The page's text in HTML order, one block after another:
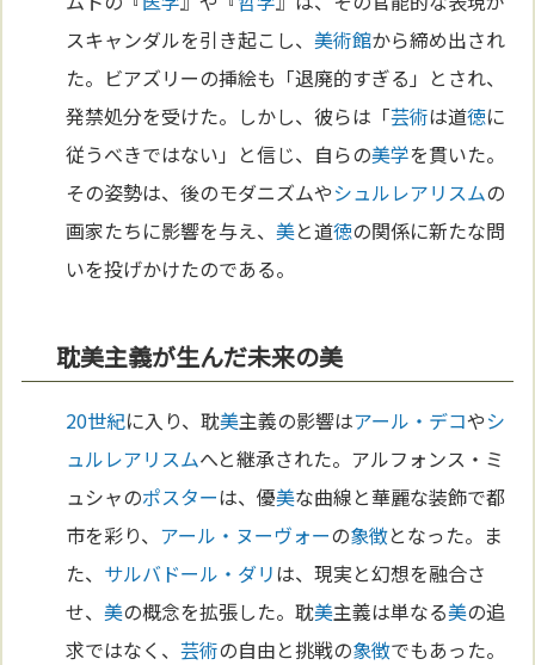
スキャンダルを引き起こし、美術館から締め出され
た。ビアズリーの挿絵も「退廃的すぎる」とされ、
発禁処分を受けた。しかし、彼らは「芸術は道徳に
従うべきではない」と信じ、自らの美学を貫いた。
その姿勢は、後のモダニズムやシュルレアリスムの
画家たちに影響を与え、美と道徳の関係に新たな問
いを投げかけたのである。
耽美主義が生んだ未来の美
20世紀に入り、耽美主義の影響はアール・デコやシ
ュルレアリスムへと継承された。アルフォンス・ミ
ュシャのポスターは、優美な曲線と華麗な装飾で都
市を彩り、 アール・ヌーヴォーの象徴となった。ま
た、 サルバドール・ダリは、現実と幻想を融合さ
せ、美の概念を拡張した。耽美主義は単なる美の追
求ではなく、芸術の自由と挑戦の象徴でもあった。